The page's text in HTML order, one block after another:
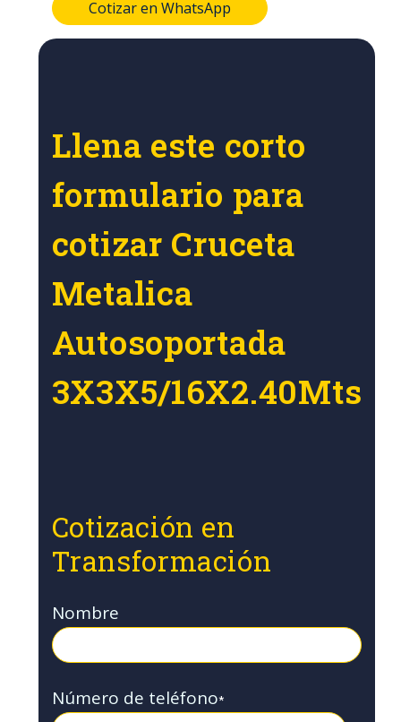
Cotizar en WhatsApp
Llena este corto
formulario para
cotizar Cruceta
Metalica
Autosoportada
3X3X5/16X2.40Mts
Cotización en
Transformación
Nombre
Número de teléfono*